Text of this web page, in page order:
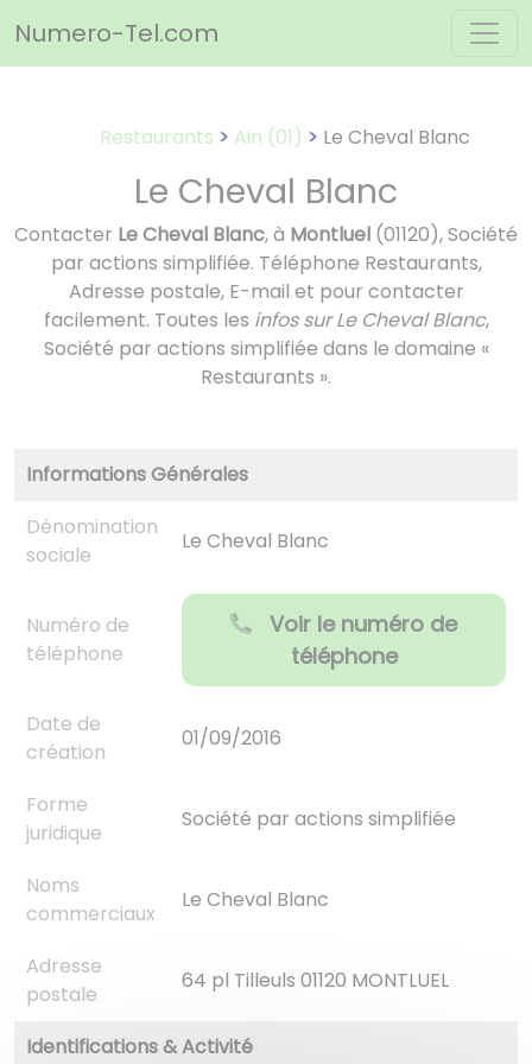
Numero-Tel.com
Restaurants Ain (01) Le Cheval Blanc
Le Cheval Blanc
Contacter Le Cheval Blanc, à Montluel (01120), Société
par actions simplifiée. Téléphone Restaurants,
Adresse postale, E-mail et pour contacter
facilement. Toutes les infos sur Le Cheval Blanc,
Société par actions simplifiée dans le domaine «
Restaurants ».
Informations Générales
Dénomination
sociale
Le Cheval Blanc
Numéro de
téléphone
Voir le numéro de
téléphone
Date de
création
01/09/2016
Forme
juridique
Société par actions simplifiée
Noms
commerciaux
Le Cheval Blanc
Adresse
postale
64 pl Tilleuls 01120 MONTLUEL
Identifications & Activité